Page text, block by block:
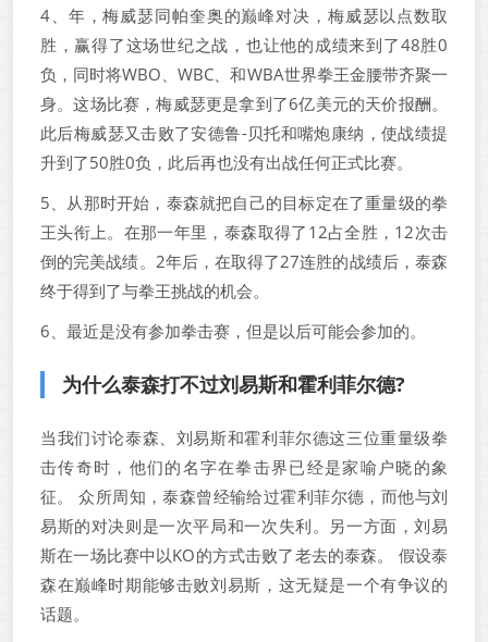
4、年，梅威瑟同帕奎奥的巅峰对决，梅威瑟以点数取
胜，赢得了这场世纪之战，也让他的成绩来到了48胜0
负，同时将WBO、WBC、和WBA世界拳王金腰带齐聚一
身。这场比赛，梅威瑟更是拿到了6亿美元的天价报酬。
此后梅威瑟又击败了安德鲁-贝托和嘴炮康纳，使战绩提
升到了50胜0负，此后再也没有出战任何正式比赛。
5、从那时开始，泰森就把自己的目标定在了重量级的拳
王头衔上。在那一年里，泰森取得了12占全胜，12次击
倒的完美战绩。2年后，在取得了27连胜的战绩后，泰森
终于得到了与拳王挑战的机会。
6、最近是没有参加拳击赛，但是以后可能会参加的。
为什么泰森打不过刘易斯和霍利菲尔德?
当我们讨论泰森、刘易斯和霍利菲尔德这三位重量级拳
击传奇时，他们的名字在拳击界已经是家喻户晓的象
征。 众所周知，泰森曾经输给过霍利菲尔德，而他与刘
易斯的对决则是一次平局和一次失利。另一方面，刘易
斯在一场比赛中以KO的方式击败了老去的泰森。 假设泰
森在巅峰时期能够击败刘易斯，这无疑是一个有争议的
话题。